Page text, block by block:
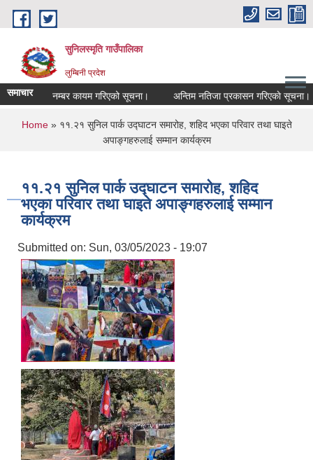
Skip to main content
सुनिलस्मृति गाउँपालिका
लुम्बिनी प्रदेश
समाचार
नम्बर कायम गरिएको सूचना। अन्तिम नतिजा प्रकासन गरिएकाे सूचना।
You are here
Home» ११.२१ सुनिल पार्क उद्घाटन समारोह, शहिद भएका परिवार तथा घाइते
अपाङ्गहरुलाई सम्मान कार्यक्रम
११.२१ सुनिल पार्क उद्घाटन समारोह, शहिद
भएका परिवार तथा घाइते अपाङ्गहरुलाई सम्मान
कार्यक्रम
Submitted on: Sun, 03/05/2023 - 19:07